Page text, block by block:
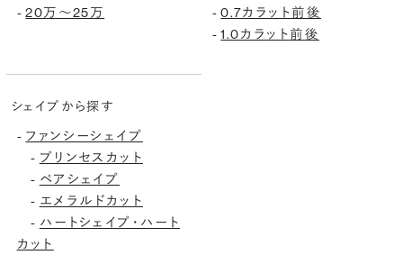
-20万〜25万 -0.7カラット前後
-1.0カラット前後
シェイプから探す
- ファンシーシェイプ
- プリンセスカット
- ペアシェイプ
- エメラルドカット
- ハートシェイプ・ハート
カット